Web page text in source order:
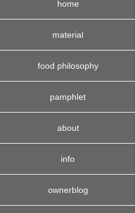
home
material
food philosophy
pamphlet
about
info
ownerblog